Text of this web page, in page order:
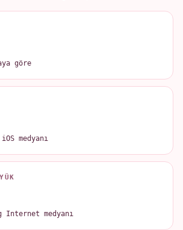
göre
medyanı
Internet medyanı